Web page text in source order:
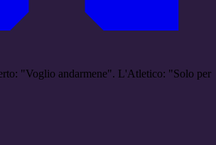
"Voglio andarmene". L'Atletico: "Solo per